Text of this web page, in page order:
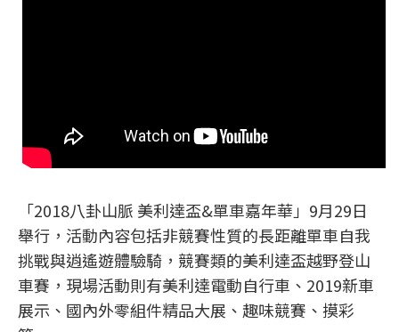
「2018八卦山脈 美利達盃&單車嘉年華」9月29日
舉行，活動內容包括非競賽性質的長距離單車自我
挑戰與逍遙遊體驗騎，競賽類的美利達盃越野登山
車賽，現場活動則有美利達電動自行車、2019新車
展示、國內外零組件精品大展、趣味競賽、摸彩